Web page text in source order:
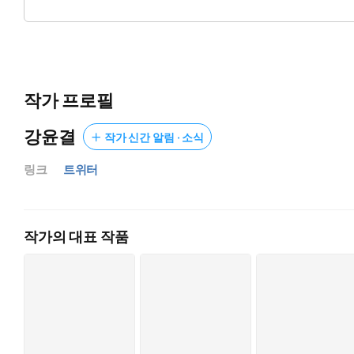
나는 멋대로 넘겨짚고 태오에게 매달렸다.
“나랑 꼭 이야기하고 싶어?”
그가 약간의 장난기가 묻은 말간 얼굴로 눈웃음을 쳤다.
“가슴 보여 주면, 생각해 볼게.”
작가 프로필
강윤결
작가 신간 알림 · 소식
링크 트위터
작가의 대표 작품